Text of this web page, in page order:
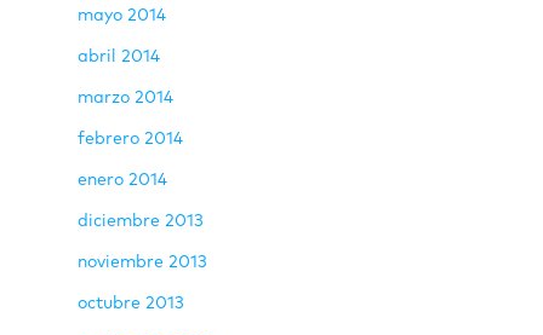
mayo 2014
abril 2014
marzo 2014
febrero 2014
enero 2014
diciembre 2013
noviembre 2013
octubre 2013